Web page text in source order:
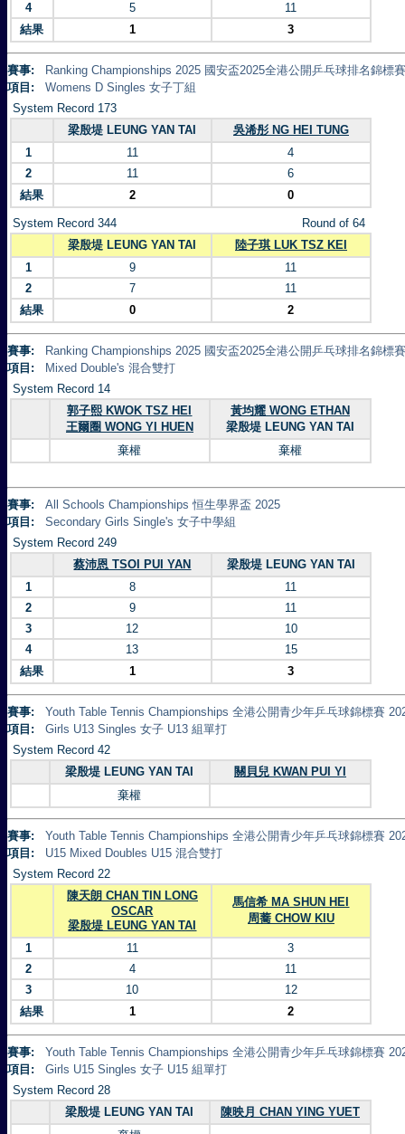
4
5
11
結果
1 3
賽事:
Ranking Championships 2025 國安盃2025全港公開乒乓球排名錦標
項目:
Womens D Singles 女子丁組
System Record 173
梁殷堤 LEUNG YAN TAI
吳浠彤 NG HEI TUNG
1
11
4
2
11
6
結果
2 0
System Record 344
Round of 64
梁殷堤 LEUNG YAN TAI
陸子琪 LUK TSZ KEI
1
9
11
2
7
11
結果
0 2
賽事:
Ranking Championships 2025 國安盃2025全港公開乒乓球排名錦標
項目:
Mixed Double's 混合雙打
System Record 14
郭子熙 KWOK TSZ HEI
王爾圈 WONG YI HUEN
黃均耀 WONG ETHAN
梁殷堤 LEUNG YAN TAI
棄權
棄權
賽事:
All Schools Championships 恒生學界盃 2025
項目:
Secondary Girls Single's 女子中學組
System Record 249
蔡沛恩 TSOI PUI YAN
梁殷堤 LEUNG YAN TAI
1
8
11
2
9
11
3
12
10
4
13
15
結果
1 3
賽事:
Youth Table Tennis Championships 全港公開青少年乒乓球錦標賽
項目:
Girls U13 Singles 女子 U13 組單打
System Record 42
梁殷堤 LEUNG YAN TAI
關貝兒 KWAN PUI YI
棄權
賽事:
Youth Table Tennis Championships 全港公開青少年乒乓球錦標賽
項目:
U15 Mixed Doubles U15 混合雙打
System Record 22
陳天朗 CHAN TIN LONG
OSCAR
梁殷堤 LEUNG YAN TAI
馬信希 MA SHUN HEI
周蕎 CHOW KIU
1 11
3
2
4
11
3
10
12
結果
1 2
賽事:
Youth Table Tennis Championships 全港公開青少年乒乓球錦標賽
項目:
Girls U15 Singles 女子 U15 組單打
System Record 28
梁殷堤 LEUNG YAN TAI
陳映月 CHAN YING YUET